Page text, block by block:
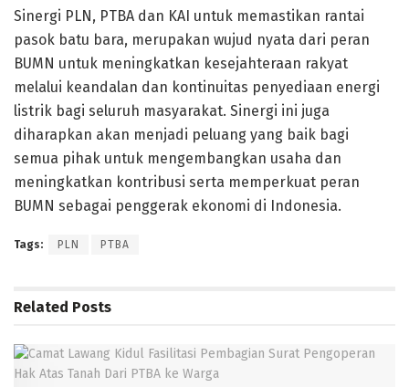
Sinergi PLN, PTBA dan KAI untuk memastikan rantai
pasok batu bara, merupakan wujud nyata dari peran
BUMN untuk meningkatkan kesejahteraan rakyat
melalui keandalan dan kontinuitas penyediaan energi
listrik bagi seluruh masyarakat. Sinergi ini juga
diharapkan akan menjadi peluang yang baik bagi
semua pihak untuk mengembangkan usaha dan
meningkatkan kontribusi serta memperkuat peran
BUMN sebagai penggerak ekonomi di Indonesia.
Tags: PLN PTBA
Related Posts